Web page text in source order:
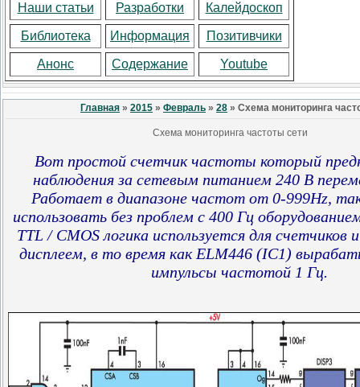
Наши статьи Разработки Калейдоскоп
Библиотека Информация Позитивчики
Анонс Содержание Youtube
Главная » 2015 » Февраль » 28 » Схема мониторинга
Схема мониторинга частоты сети
Вот простой счетчик частоты который
наблюдения за сетевым питанием 240 В
Работает в диапазоне частот от 0-999Hz,
использовать без проблем с 400 Гц
TTL / CMOS логика используется для счетчиков
дисплеем, в то время как ELM446 (IC1)
импульсы частотой 1 Гц.